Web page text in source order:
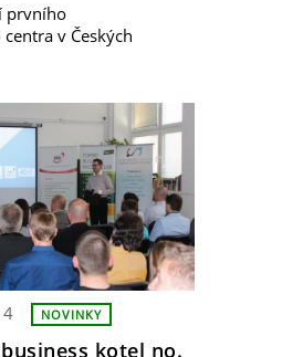
prvního
v Českých
NOVINKY
kotel no.